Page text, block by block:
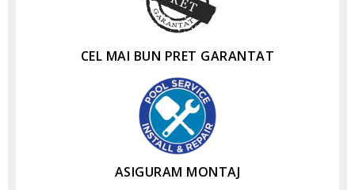
CEL MAI BUN PRET GARANTAT
ASIGURAM MONTAJ